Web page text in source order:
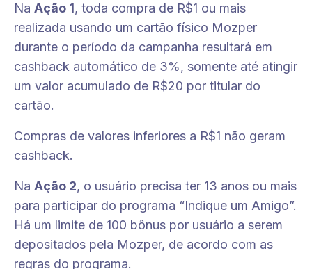
Na Ação 1, toda compra de R$1 ou mais
realizada usando um cartão físico Mozper
durante o período da campanha resultará em
cashback automático de 3%, somente até atingir
um valor acumulado de R$20 por titular do
cartão.
Compras de valores inferiores a R$1 não geram
cashback.
Na Ação 2, o usuário precisa ter 13 anos ou mais
para participar do programa “Indique um Amigo”.
Há um limite de 100 bônus por usuário a serem
depositados pela Mozper, de acordo com as
regras do programa.